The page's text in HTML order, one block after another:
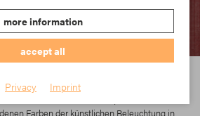
Farben der künstlichen Beleuchtung in
more information
accept all
Privacy Imprint